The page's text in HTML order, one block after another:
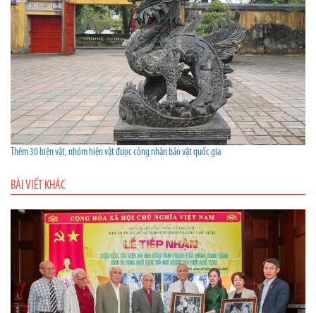
Thêm 30 hiện vật, nhóm hiện vật được công nhận bảo vật quốc gia
BÀI VIẾT KHÁC